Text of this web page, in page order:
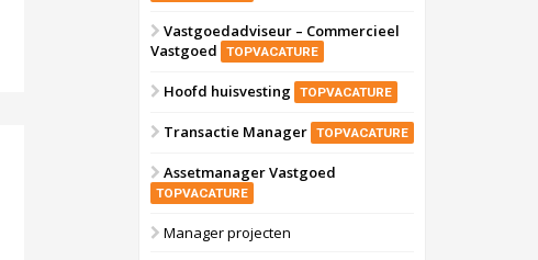
Vastgoedadviseur – Commercieel
Vastgoed
TOPVACATURE
Hoofd huisvesting TOPVACATURE
Transactie Manager TOPVACATURE
Assetmanager Vastgoed
TOPVACATURE
Manager projecten